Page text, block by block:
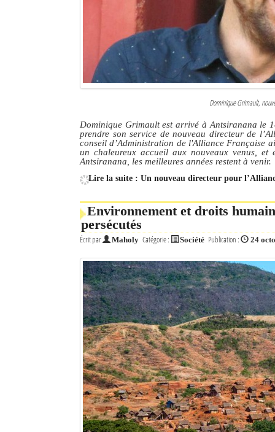
Dominique Grimault,
Dominique Grimault est arrivé à Antsiranana le
prendre son service de nouveau directeur de
conseil d’Administration de l'Alliance Française
un chaleureux accueil aux nouveaux venus, et
Antsiranana, les meilleures années restent à venir.
Lire la suite : Un nouveau directeur pour
Environnement et droits
persécutés
Écrit par Maholy Catégorie : Société Publication : 24